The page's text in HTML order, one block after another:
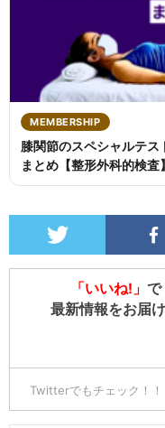
MEMBERSHIP
膝関節のスペシャルテ
まとめ【整形外科的検査】
「いいね!」 で
最新情報をお届け
Twitterでもチェック！！